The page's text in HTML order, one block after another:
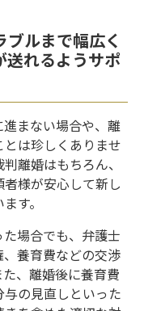
ルまで幅広く
送れるようサポ
まない場合や、離
は珍しくありませ
離婚はもちろん、
様が安心して新し
す。
場合でも、弁護士
養育費などの交渉
、離婚後に養育費
の見直しといった